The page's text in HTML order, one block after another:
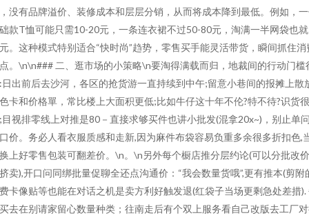
没有品牌溢价、装修成本和层层分销，从而将成本降到最低。例如，
款T恤可能只需10-20元，一条连衣裙不过50-80元，淘满一半网袋也
。这种模式特别适合“快时尚”趋势，零售买手能灵活带货，瞬间抓住消
。\n\n### 二、逛市场的小策略\n要淘得满载而归，地裁间的行动门槛
日出前后去沙河，各区的抢货游一直持续到中午;留意小巷间的报摊上散
卡和价格單，常比楼上大面积更低;比如牛仔这十年不伦?特不待?识货
目视排零线上对推是80－直接求够买件也讲小批发(混拿20x~)，别止单
价。务必人看衣服质感和走新,因为麻件布袋容易负重多余很多折扣色,
上好零售包装可翻差价。\n。\n另外每个橱店推分层约论(可以分批改
卖),开口问同绑批量促聊全还点沟通价：“我会数量货哦”,更有推本(剪附
卡像贴等也能在对话之机是卖方利好触发退(红袋子当场更剩急处差措).
去在别请家留心数量种类；往南走后有个双上服务看自己改版去工厂